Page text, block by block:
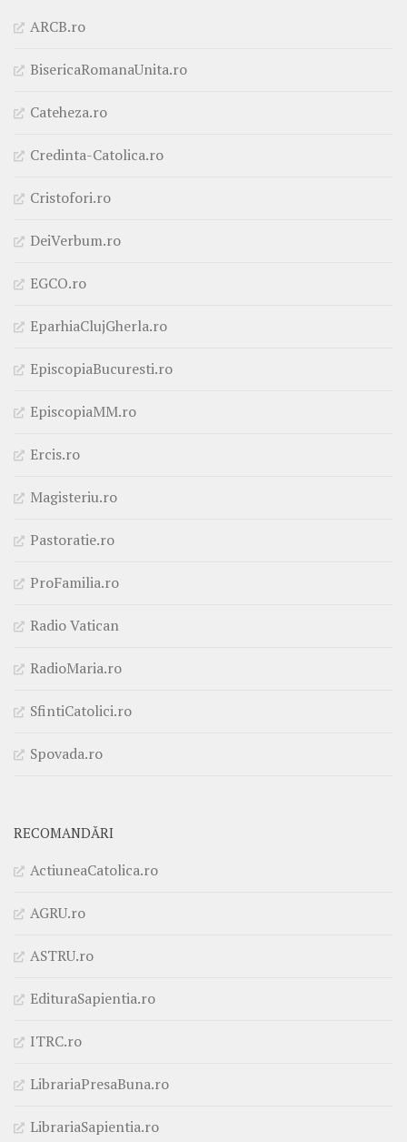
ARCB.ro
BisericaRomanaUnita.ro
Cateheza.ro
Credinta-Catolica.ro
Cristofori.ro
DeiVerbum.ro
EGCO.ro
EparhiaClujGherla.ro
EpiscopiaBucuresti.ro
EpiscopiaMM.ro
Ercis.ro
Magisteriu.ro
Pastoratie.ro
ProFamilia.ro
Radio Vatican
RadioMaria.ro
SfintiCatolici.ro
Spovada.ro
RECOMANDĂRI
ActiuneaCatolica.ro
AGRU.ro
ASTRU.ro
EdituraSapientia.ro
ITRC.ro
LibrariaPresaBuna.ro
LibrariaSapientia.ro